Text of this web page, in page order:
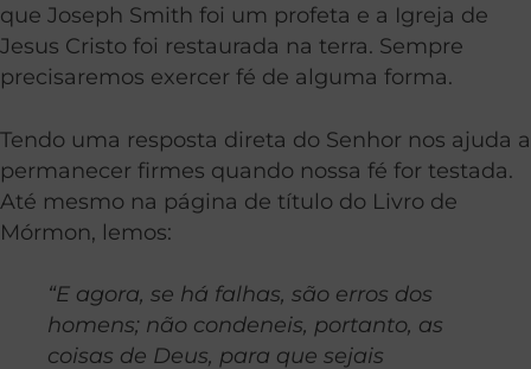
que Joseph Smith foi um profeta e a Igreja de
Jesus Cristo foi restaurada na terra. Sempre
precisaremos exercer fé de alguma forma.
Tendo uma resposta direta do Senhor nos ajuda a
permanecer firmes quando nossa fé for testada.
Até mesmo na página de título do Livro de
Mórmon, lemos:
“E agora, se há falhas, são erros dos
homens; não condeneis, portanto, as
coisas de Deus, para que sejais